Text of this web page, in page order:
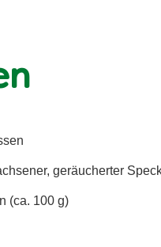
geräucherter
(ca. 100 g)